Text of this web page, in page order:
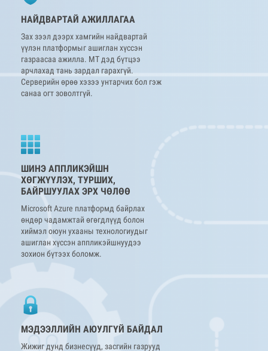
НАЙДВАРТАЙ АЖИЛЛАГАА
Зах зээл дээрх хамгийн найдвартай
үүлэн платформыг ашиглан хүссэн
газраасаа ажилла. МТ дэд бүтцээ
арчлахад тань зардал гарахгүй.
Серверийн өрөө хэзээ унтарчих бол гэж
санаа огт зоволтгүй.
ШИНЭ АППЛИКЭЙШН
ХӨГЖҮҮЛЭХ, ТУРШИХ,
БАЙРШУУЛАХ ЭРХ ЧӨЛӨӨ
Microsoft Azure платформд байрлах
өндөр чадамжтай өгөгдлүүд болон
хиймэл оюун ухааны технологиудыг
ашиглан хүссэн аппликэйшнуудээ
зохион бүтээх боломж.
МЭДЭЭЛЛИЙН АЮУЛГҮЙ БАЙДАЛ
Жижиг дунд бизнесүүд, засгийн газрууд